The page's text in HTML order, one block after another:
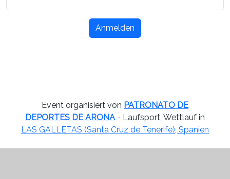
Anmelden
Event organisiert von PATRONATO DE
DEPORTES DE ARONA- Laufsport, Wettlauf in
LAS GALLETAS (Santa Cruz de Tenerife), Spanien